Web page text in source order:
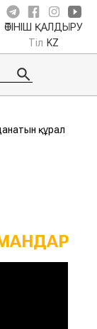
ӨТІНІШ ҚАЛДЫРУ
Тіл KZ
құрал